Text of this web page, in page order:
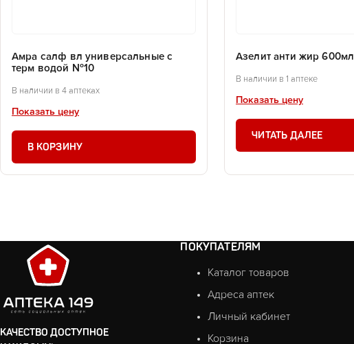
Амра салф вл универсальные с
терм водой №10
В наличии в 4 аптеках
Показать цену
В КОРЗИНУ
Азелит анти жир 600мл
В наличии в 1 аптеке
Показать цену
ЧИТАТЬ ДАЛЕЕ
КАЧЕСТВО ДОСТУПНОЕ
ПОКУПАТЕЛЯМ
Каталог товаров
Адреса аптек
Личный кабинет
Корзина